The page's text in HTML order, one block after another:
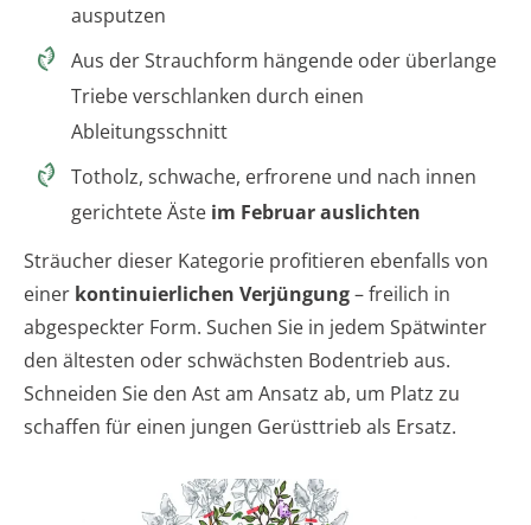
ausputzen
Aus der Strauchform hängende oder überlange
Triebe verschlanken durch einen
Ableitungsschnitt
Totholz, schwache, erfrorene und nach innen
gerichtete Äste im Februar auslichten
Sträucher dieser Kategorie profitieren ebenfalls von
einer kontinuierlichen Verjüngung– freilich in
abgespeckter Form. Suchen Sie in jedem Spätwinter
den ältesten oder schwächsten Bodentrieb aus.
Schneiden Sie den Ast am Ansatz ab, um Platz zu
schaffen für einen jungen Gerüsttrieb als Ersatz.